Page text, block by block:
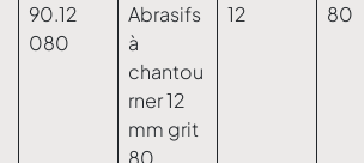
90.12
080
Abrasifs
à
chantou
rner 12
mm grit
12 80